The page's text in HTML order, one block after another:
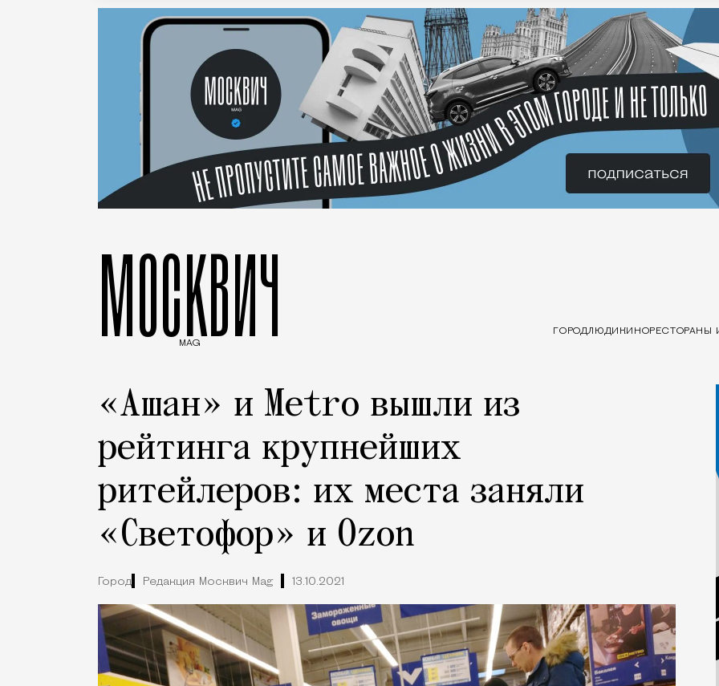
МОСКВИЧ
MAG
ГОРОДЛЮДИ КИНОРЕСТОРАНЫ
«Ашан» и Metro вышли из
рейтинга крупнейших
ритейлеров: их места заняли
«Светофор» и Ozon
Город Редакция Москвич Mag 13.10.2021